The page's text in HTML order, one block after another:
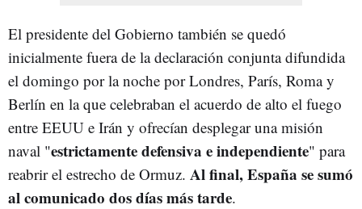
El presidente del Gobierno también se quedó
inicialmente fuera de la declaración conjunta difundida
el domingo por la noche por Londres, París, Roma y
Berlín en la que celebraban el acuerdo de alto el fuego
entre EEUU e Irán y ofrecían desplegar una misión
naval "estrictamente defensiva e independiente" para
reabrir el estrecho de Ormuz. Al final, España se sumó
al comunicado dos días más tarde.